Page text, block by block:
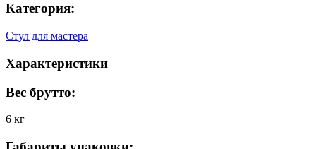
Категория:
Стул для мастера
Характеристики
Вес брутто:
6 кг